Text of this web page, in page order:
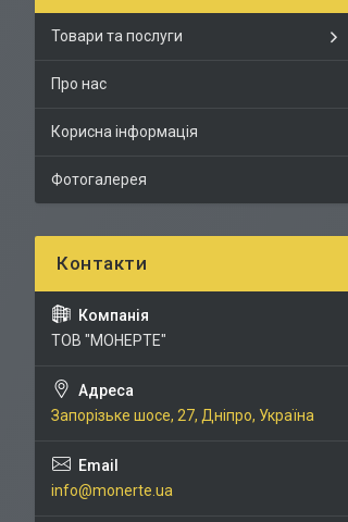
Товари та послуги
Про нас
Корисна інформація
Фотогалерея
ТОВ "МОНЕРТЕ"
Запорізьке шосе, 27, Дніпро, Україна
info@monerte.ua